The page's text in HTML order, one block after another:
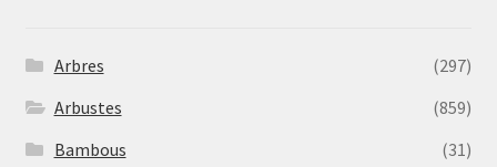
Arbres
(297)
Arbustes
(859)
Bambous
(31)